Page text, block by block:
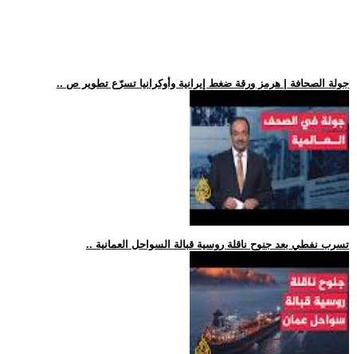
.. جولة الصحافة | هرمز ورقة ضغط إيرانية وأوكرانيا تسرّع تطوير ص
.. تسرب نفطي بعد جنوح ناقلة روسية قبالة السواحل العمانية